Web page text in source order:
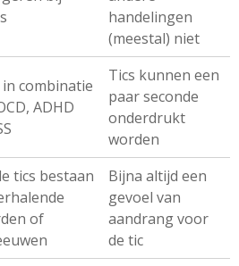
handelingen
(meestal) niet
in combinatie
ADHD
Tics kunnen een
paar seconde
onderdrukt
worden
tics bestaan
of
Bijna altijd een
gevoel van
aandrang voor
de tic